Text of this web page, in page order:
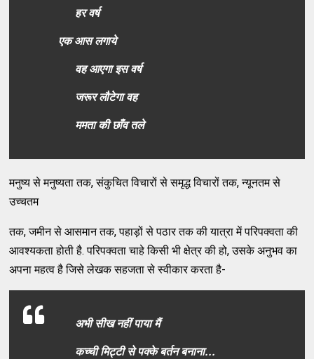
हर वर्ष
एक आस लगाये
वह आएगा इस वर्ष
जरूर लौटेगा वह
ममता की छाँव तले
मनुष्य से मनुष्यता तक, संकुचित विचारों से समृद्ध विचारों तक, न्यूनतम से
उच्चतम
तक, जमीन से आसमान तक, पहाड़ों से पठार तक की यात्रा में परिपक्वता की
आवश्यकता होती है. परिपक्वता चाहे किसी भी क्षेत्र की हो, उसके अनुभव का
अपना महत्व है जिसे लेखक सहजता से स्वीकार करता है-
अभी सीख नहीं पाया मैं
कच्ची मिट्टी से पक्के बर्तन बनाना...